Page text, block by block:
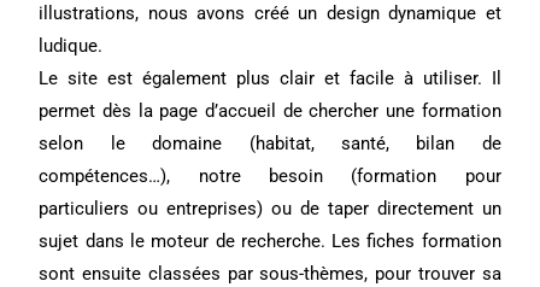
illustrations, nous avons créé un design dynamique et
ludique.
Le site est également plus clair et facile à utiliser. Il
permet dès la page d’accueil de chercher une formation
selon le domaine (habitat, santé, bilan de
compétences…), notre besoin (formation pour
particuliers ou entreprises) ou de taper directement un
sujet dans le moteur de recherche. Les fiches formation
sont ensuite classées par sous-thèmes, pour trouver sa